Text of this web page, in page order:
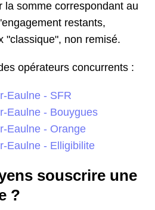
la somme correspondant au
restants,
"classique", non remisé.
opérateurs concurrents :
Eaulne - SFR
Eaulne - Bouygues
Eaulne - Orange
Eaulne - Elligibilite
souscrire une
?